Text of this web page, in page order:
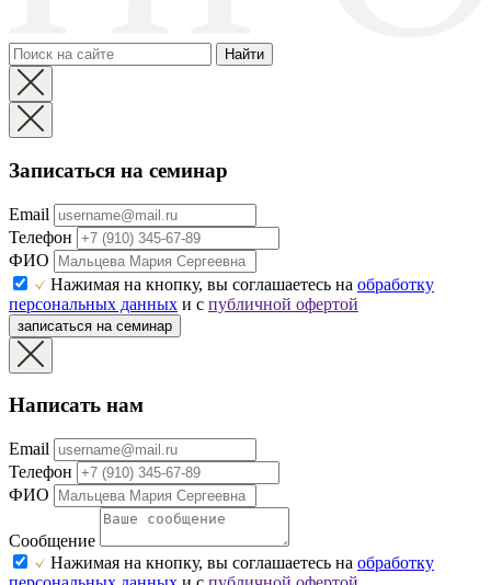
Найти
Записаться на семинар
Email
Телефон
ФИО
Нажимая на кнопку, вы соглашаетесь на обработку
персональных данных и с публичной офертой
записаться на семинар
Написать нам
Email
Телефон
ФИО
Сообщение
Нажимая на кнопку, вы соглашаетесь на обработку